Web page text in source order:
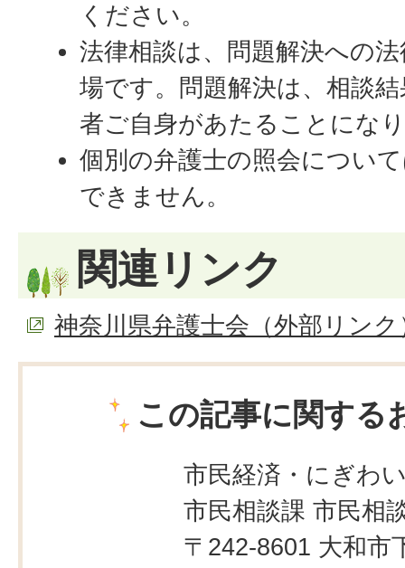
ください。
法律相談は、問題解決への
場です。問題解決は、相談
者ご自身があたることにな
個別の弁護士の照会につい
できません。
関連リンク
神奈川県弁護士会（外部リンク
この記事に関する
市民経済・にぎわ
市民相談課 市民相
〒242-8601 大和市